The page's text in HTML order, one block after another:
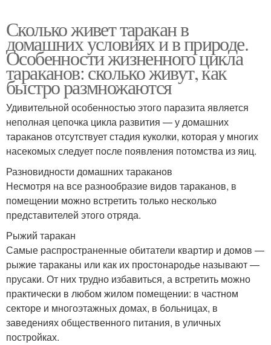
Сколько живет таракан в
домашних условиях и в природе.
Особенности жизненного цикла
тараканов: сколько живут, как
быстро размножаются
Удивительной особенностью этого паразита является
неполная цепочка цикла развития — у домашних
тараканов отсутствует стадия куколки, которая у многих
насекомых следует после появления потомства из яиц.
Разновидности домашних тараканов
Несмотря на все разнообразие видов тараканов, в
помещении можно встретить только несколько
представителей этого отряда.
Рыжий таракан
Самые распространенные обитатели квартир и домов —
рыжие тараканы или как их простонародье называют —
прусаки. От них трудно избавиться, а встретить можно
практически в любом жилом помещении: в частном
секторе и многоэтажных домах, в больницах, в
заведениях общественного питания, в уличных
постройках.